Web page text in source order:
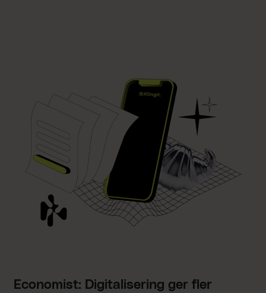
Economist: Digitalisering ger fler